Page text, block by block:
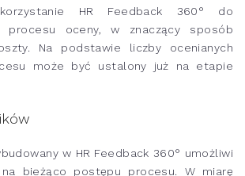
HR Feedback 360° do
procesu oceny, w znaczący sposób
Na podstawie liczby ocenianych
może być ustalony już na etapie
w HR Feedback 360° umożliwi
bieżąco postępu procesu. W miarę